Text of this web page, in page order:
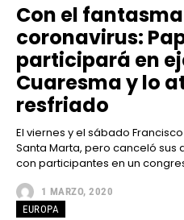
Con el
coronavirus:
participará en
Cuaresma y lo
resfriado
El viernes y el sábado
Santa Marta, pero canceló sus
con participantes en un
1 MARZO, 2020
EUROPA